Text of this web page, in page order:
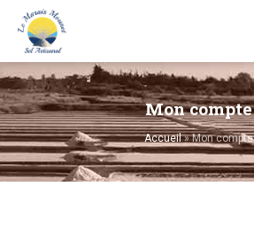
Mon compte
Accueil»Mon compte